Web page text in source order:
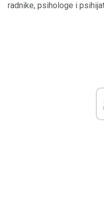
radnike, psihologe i